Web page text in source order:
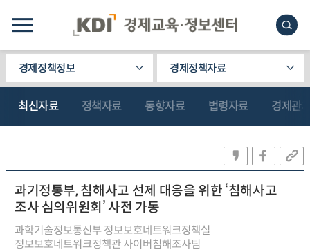
경제정책정보 경제정책자료
최신자료 정책자료 동향자료 법령자료 경제관
과기정통부, 침해사고 선제 대응을 위한 ‘침해사고
조사 심의위원회’ 사전 가동
과학기술정보통신부 정보보호네트워크정책실
정보보호네트워크정책관 사이버침해조사팀